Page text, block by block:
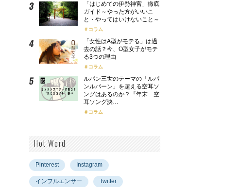
「はじめての伊勢神宮」徹底
ガイド～やった方がいいこ
と・やってはいけないこと～
コラム
「女性はA型がモテる」は過
去の話？今、O型女子がモテ
る3つの理由
コラム
ルパン三世のテーマの「ルパ
ンルパーン」を超える空耳ソ
ングはあるのか？『年末 空
耳ソング決…
コラム
Hot Word
Pinterest Instagram
インフルエンサー Twitter